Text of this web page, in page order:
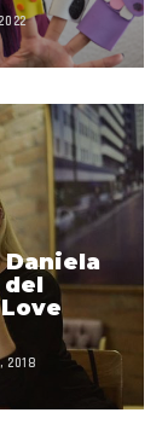
Daniela
del
2018